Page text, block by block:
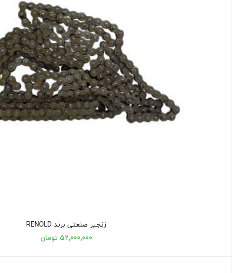
زنجیر صنعتی برند RENOLD
52,000,000 تومان